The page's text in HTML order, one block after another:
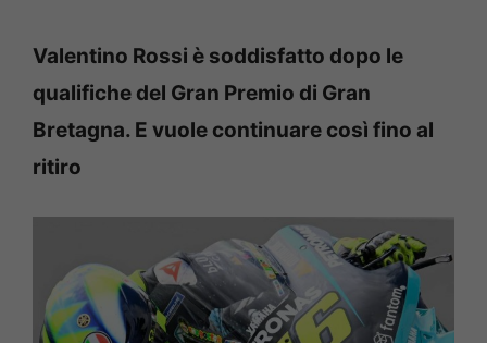
Valentino Rossi è soddisfatto dopo le
qualifiche del Gran Premio di Gran
Bretagna. E vuole continuare così fino al
ritiro